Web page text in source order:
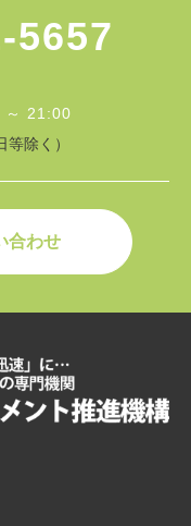
5657
21:00
等除く）
合わせ